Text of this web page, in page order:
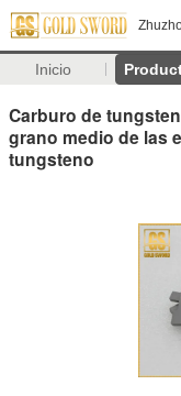
Inicio
Carburo de
grano medio de las
tungsteno